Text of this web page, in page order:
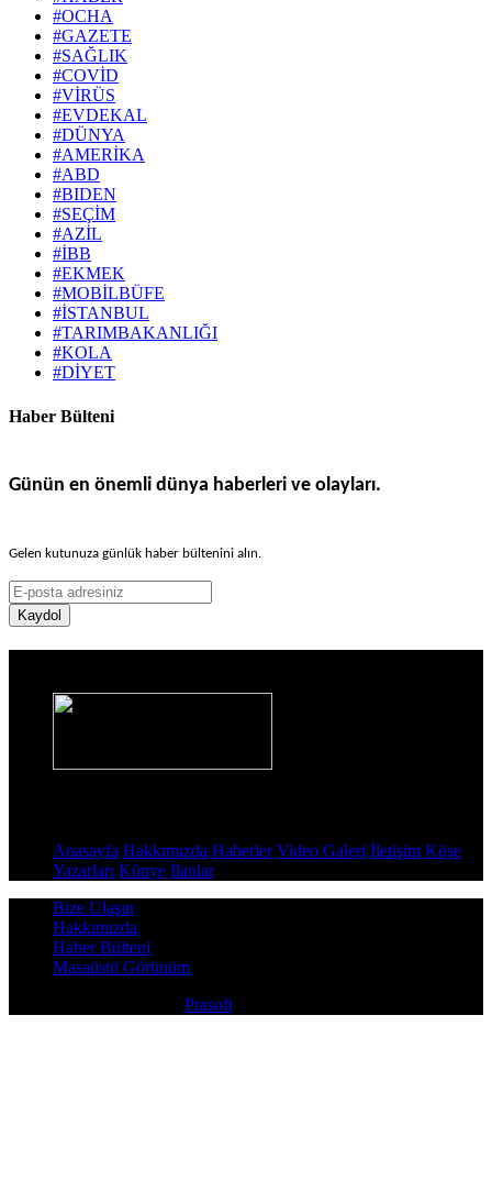
#OCHA
#GAZETE
#SAĞLIK
#COVİD
#VİRÜS
#EVDEKAL
#DÜNYA
#AMERİKA
#ABD
#BIDEN
#SEÇİM
#AZİL
#İBB
#EKMEK
#MOBİLBÜFE
#İSTANBUL
#TARIMBAKANLIĞI
#KOLA
#DİYET
Haber Bülteni
Günün en önemli dünya haberleri ve olayları.
Gelen kutunuza günlük haber bültenini alın.
Kaydol
Anasayfa Hakkımızda Haberler Video Galeri İletişim Köşe
Yazarları Künye İlanlar
Bize Ulaşın
Hakkımızda
Haber Bülteni
Masaüstü Görünüm
Prasoft